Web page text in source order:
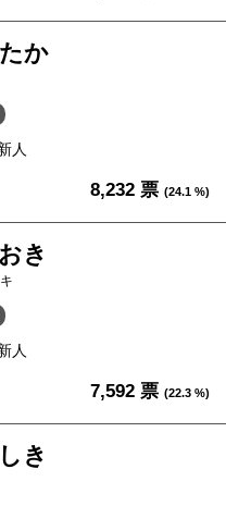
か
人
8,232 票 (24.1 %)
き
人
7,592 票 (22.3 %)
き